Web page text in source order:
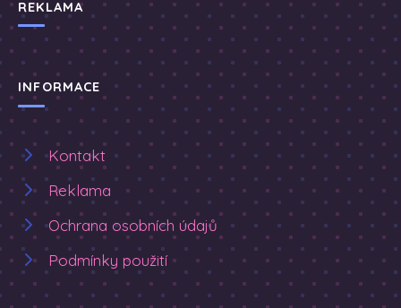
REKLAMA
INFORMACE
Kontakt
Reklama
Ochrana osobních údajů
Podmínky použití